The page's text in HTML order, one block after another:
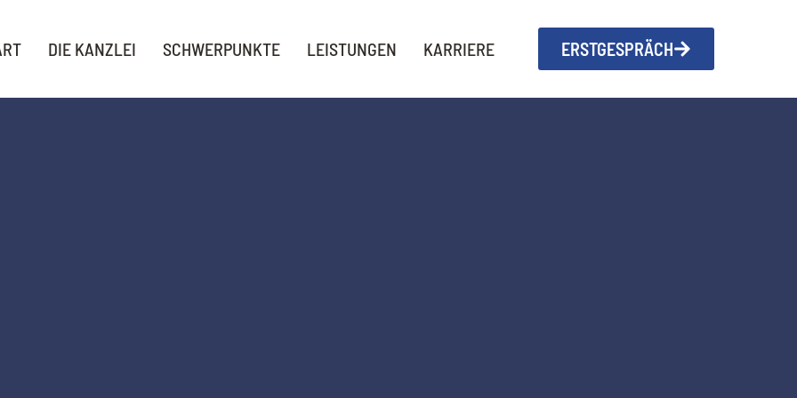
DIE KANZLEI SCHWERPUNKTE LEISTUNGEN KARRIERE ERSTGESPRÄCH